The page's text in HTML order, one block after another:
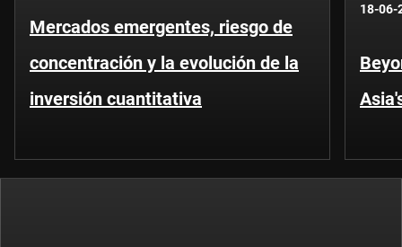
Mercados emergentes, riesgo de
concentración y la evolución de la
inversión cuantitativa
18-06-